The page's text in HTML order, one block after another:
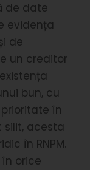
de date
evidența
de
un creditor
bun, cu
în
acesta
în RNPM.
orice